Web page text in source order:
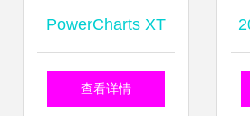
PowerCharts XT
专业领域高级图表
查看详情